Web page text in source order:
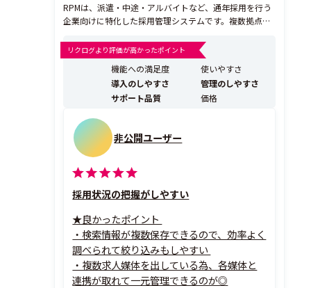
RPMは、派遣・中途・アルバイトなど、通年採用を行う
企業向けに特化した採用管理システムです。複数拠点の
5.5％と多くの企業に長くご利用いただいております。
■こんなお困りごとはありませんか？ 「応募が多くて確
認や情報集約だけで一日が終わってしまう」...
リクログより評価が高かったポイント
機能への満足度
使いやすさ
導入のしやすさ
管理のしやすさ
サポート品質
価格
非公開ユーザー
採用状況の把握がしやすい
★良かったポイント
・検索情報が複数保存できるので、効率よく
調べられて絞り込みもしやすい
・複数求人媒体を出している為、各媒体と
連携が取れて一元管理できるのが◎